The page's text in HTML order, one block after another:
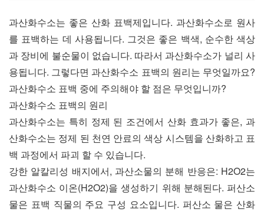
과산화수소는 좋은 산화 표백제입니다. 과산화수소로 원사
를 표백하는 데 사용됩니다. 그것은 좋은 백색, 순수한 색상
과 장비에 불순물이 없습니다. 따라서 과산화수소가 널리 사
용됩니다. 그렇다면 과산화수소 표백의 원리는 무엇일까요?
과산화수소 표백 중에 주의해야 할 점은 무엇입니까?
과산화수소 표백의 원리
과산화수소는 특히 정제 된 조건에서 산화 효과가 좋은, 과
산화수소는 정제 된 천연 안료의 색상 시스템을 산화하고 표
백 과정에서 파괴 할 수 있습니다.
강한 알칼리성 배지에서, 과산소물의 분해 반응은: H2O2는
과산화수소 이온(H2O2)을 생성하기 위해 분해된다. 퍼산소
물은 표백 직물의 주요 구성 요소입니다. 퍼산소 물은 산화